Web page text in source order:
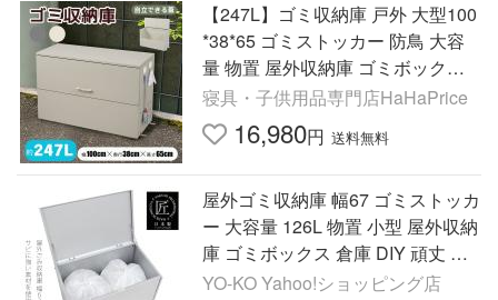
【247L】ゴミ収納庫 戸外 大型100
*38*65 ゴミストッカー 防鳥 大容
量 物置 屋外収納庫 ゴミボックス
倉庫 DIY 頑丈 ボンデ鋼板 ごみ収
納庫 家庭用
寝具・子供用品専門店HaHaPrice
16,980円 送料無料
屋外ゴミ収納庫 幅67 ゴミストッカ
ー 大容量 126L 物置 小型 屋外収納
庫 ゴミボックス 倉庫 DIY 頑丈 ガ
ルバリウム製 ごみ収納庫 日本製
YO-KO Yahoo!ショッピング店